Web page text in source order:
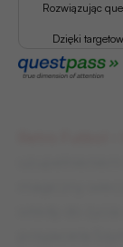
Rozwiązując
Dzięki